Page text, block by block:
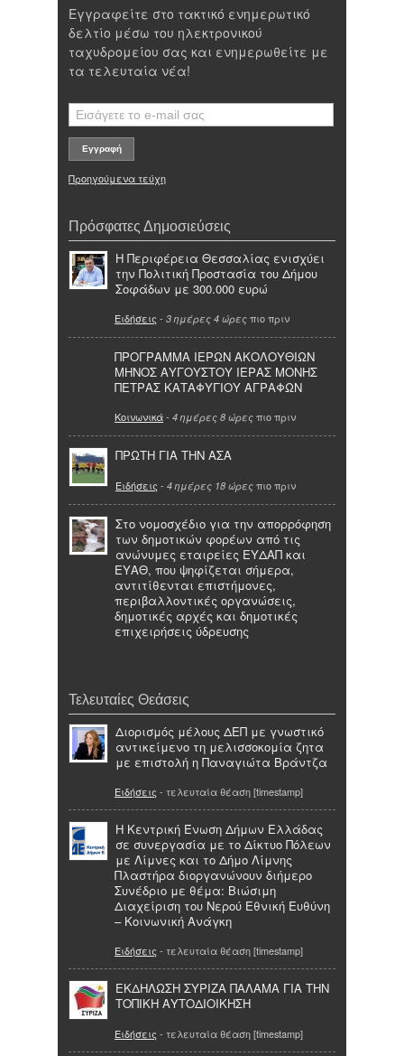
Εγγραφείτε στο τακτικό ενημερωτικό
δελτίο μέσω του ηλεκτρονικού
ταχυδρομείου σας και ενημερωθείτε με
τα τελευταία νέα!
Προηγούμενα τεύχη
Πρόσφατες Δημοσιεύσεις
Η Περιφέρεια Θεσσαλίας ενισχύει
την Πολιτική Προστασία του Δήμου
Σοφάδων με 300.000 ευρώ
Ειδήσεις - 3 ημέρες 4 ώρες πιο πριν
ΠΡΟΓΡΑΜΜΑ ΙΕΡΩΝ ΑΚΟΛΟΥΘΙΩΝ
ΜΗΝΟΣ ΑΥΓΟΥΣΤΟΥ ΙΕΡΑΣ ΜΟΝΗΣ
ΠΕΤΡΑΣ ΚΑΤΑΦΥΓΙΟΥ ΑΓΡΑΦΩΝ
Κοινωνικά- 4 ημέρες 8 ώρες πιο πριν
ΠΡΩΤΗ ΓΙΑ ΤΗΝ ΑΣΑ
Ειδήσεις - 4 ημέρες 18 ώρες πιο πριν
Στο νομοσχέδιο για την απορρόφηση
των δημοτικών φορέων από τις
ανώνυμες εταιρείες ΕΥΔΑΠ και
ΕΥΑΘ, που ψηφίζεται σήμερα,
αντιτίθενται επιστήμονες,
περιβαλλοντικές οργανώσεις,
δημοτικές αρχές και δημοτικές
επιχειρήσεις ύδρευσης
Τελευταίες Θεάσεις
Διορισμός μέλους ΔΕΠ με γνωστικό
αντικείμενο τη μελισσοκομία ζητα
με επιστολή η Παναγιώτα Βράντζα
Ειδήσεις - τελευταία θέαση [timestamp]
Η Κεντρική Ένωση Δήμων Ελλάδας
σε συνεργασία με το Δίκτυο Πόλεων
με Λίμνες και το Δήμο Λίμνης
Πλαστήρα διοργανώνουν διήμερο
Συνέδριο με θέμα: Βιώσιμη
Διαχείριση του Νερού Εθνική Ευθύνη
– Κοινωνική Ανάγκη
Ειδήσεις - τελευταία θέαση [timestamp]
ΕΚΔΗΛΩΣΗ ΣΥΡΙΖΑ ΠΑΛΑΜΑ ΓΙΑ ΤΗΝ
ΤΟΠΙΚΗ ΑΥΤΟΔΙΟΙΚΗΣΗ
Ειδήσεις - τελευταία θέαση [timestamp]